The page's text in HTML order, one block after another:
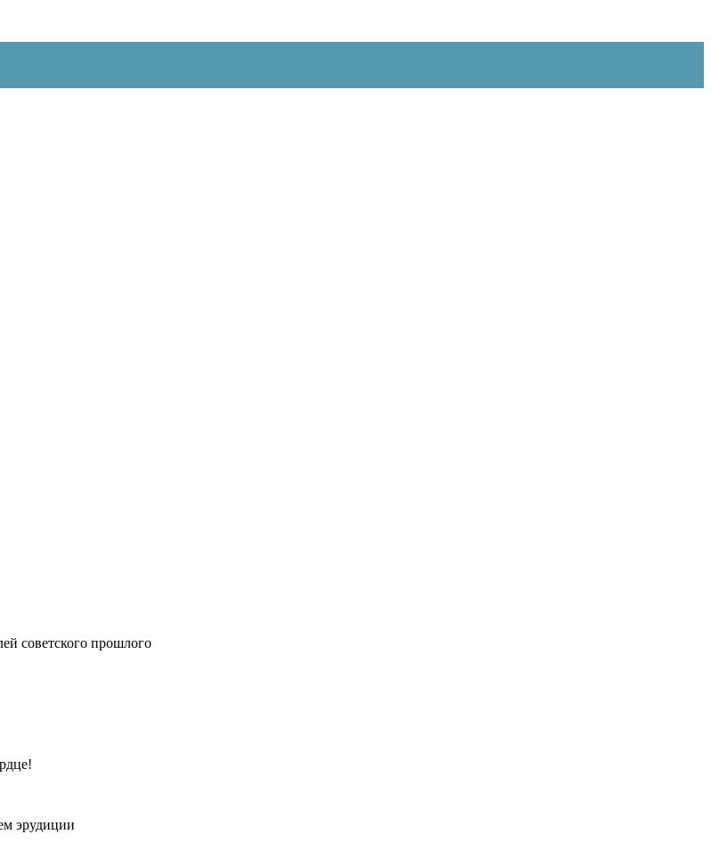
советского прошлого
эрудиции